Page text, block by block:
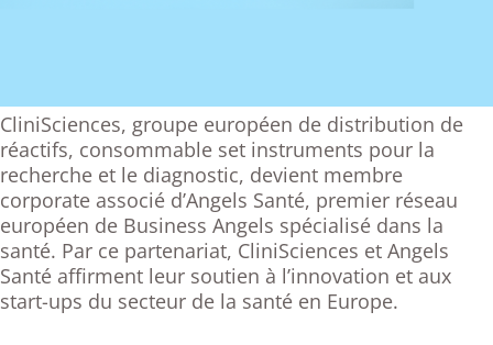
CliniSciences, groupe européen de distribution de
réactifs, consommable set instruments pour la
recherche et le diagnostic, devient membre
corporate associé d’Angels Santé, premier réseau
européen de Business Angels spécialisé dans la
santé. Par ce partenariat, CliniSciences et Angels
Santé affirment leur soutien à l’innovation et aux
start-ups du secteur de la santé en Europe.